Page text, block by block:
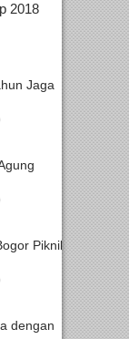
2018
Jaga
Piknik
dengan